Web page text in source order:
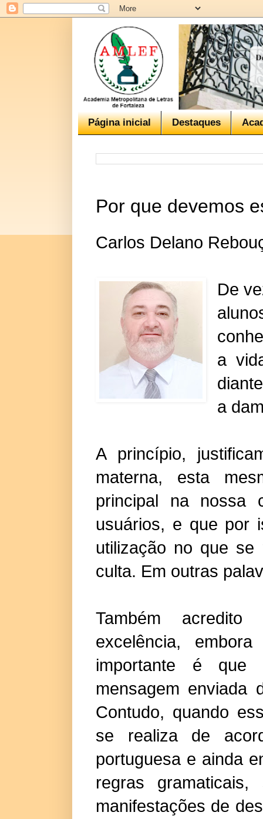
Página inicial Destaques
Por que devemos
Carlos Delano
De
a
a
A princípio,
materna, esta
principal na nossa
usuários, e que por
utilização no que se
culta. Em outras
Também
excelência,
importante é que
mensagem enviada
Contudo, quando
se realiza de
portuguesa e ainda
regras
manifestações de